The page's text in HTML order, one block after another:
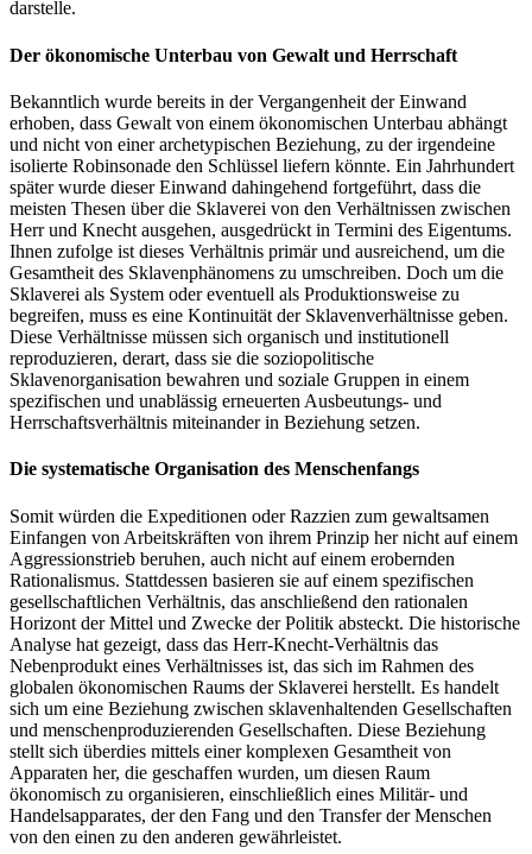
darstelle.
Der ökonomische Unterbau von Gewalt und Herrschaft
Bekanntlich wurde bereits in der Vergangenheit der Einwand
erhoben, dass Gewalt von einem ökonomischen Unterbau abhängt
und nicht von einer archetypischen Beziehung, zu der irgendeine
isolierte Robinsonade den Schlüssel liefern könnte. Ein Jahrhundert
später wurde dieser Einwand dahingehend fortgeführt, dass die
meisten Thesen über die Sklaverei von den Verhältnissen zwischen
Herr und Knecht ausgehen, ausgedrückt in Termini des Eigentums.
Ihnen zufolge ist dieses Verhältnis primär und ausreichend, um die
Gesamtheit des Sklavenphänomens zu umschreiben. Doch um die
Sklaverei als System oder eventuell als Produktionsweise zu
begreifen, muss es eine Kontinuität der Sklavenverhältnisse geben.
Diese Verhältnisse müssen sich organisch und institutionell
reproduzieren, derart, dass sie die soziopolitische
Sklavenorganisation bewahren und soziale Gruppen in einem
spezifischen und unablässig erneuerten Ausbeutungs- und
Herrschaftsverhältnis miteinander in Beziehung setzen.
Die systematische Organisation des Menschenfangs
Somit würden die Expeditionen oder Razzien zum gewaltsamen
Einfangen von Arbeitskräften von ihrem Prinzip her nicht auf einem
Aggressionstrieb beruhen, auch nicht auf einem erobernden
Rationalismus. Stattdessen basieren sie auf einem spezifischen
gesellschaftlichen Verhältnis, das anschließend den rationalen
Horizont der Mittel und Zwecke der Politik absteckt. Die historische
Analyse hat gezeigt, dass das Herr-Knecht-Verhältnis das
Nebenprodukt eines Verhältnisses ist, das sich im Rahmen des
globalen ökonomischen Raums der Sklaverei herstellt. Es handelt
sich um eine Beziehung zwischen sklavenhaltenden Gesellschaften
und menschenproduzierenden Gesellschaften. Diese Beziehung
stellt sich überdies mittels einer komplexen Gesamtheit von
Apparaten her, die geschaffen wurden, um diesen Raum
ökonomisch zu organisieren, einschließlich eines Militär- und
Handelsapparates, der den Fang und den Transfer der Menschen
von den einen zu den anderen gewährleistet.